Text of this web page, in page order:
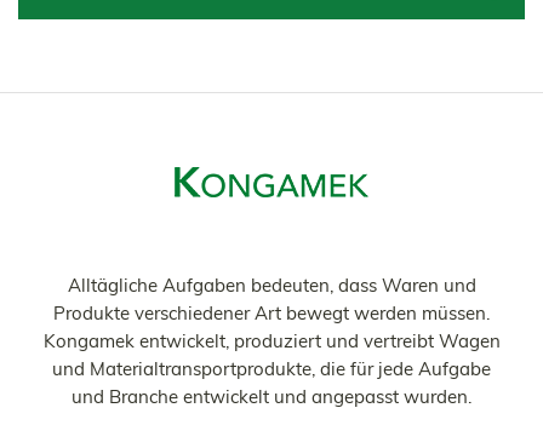
Alltägliche Aufgaben bedeuten, dass Waren und
Produkte verschiedener Art bewegt werden müssen.
Kongamek entwickelt, produziert und vertreibt Wagen
und Materialtransportprodukte, die für jede Aufgabe
und Branche entwickelt und angepasst wurden.